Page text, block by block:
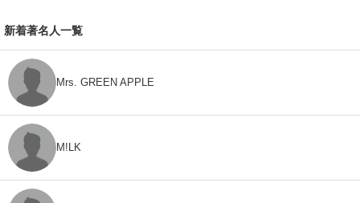
新着著名人一覧
Mrs. GREEN APPLE
M!LK